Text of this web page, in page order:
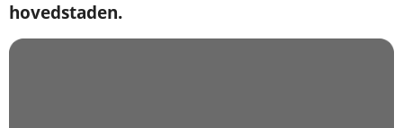
hovedstaden.